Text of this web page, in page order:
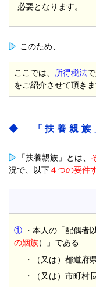
必要となります。
このため、
ここでは、 所得税法
をご紹介させて頂きま
◆ 「扶養親
「扶養親族」とは、
況で、以下４つの要件
① ・本人の「配偶者
の姻族）」である
・（又は）都道府
・（又は）市町村